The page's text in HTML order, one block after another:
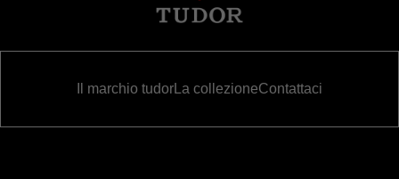
Il marchio tudorLa collezioneContattaci